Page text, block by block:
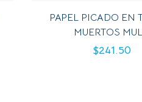
PAPEL PICADO EN
MUERTOS
$241.50